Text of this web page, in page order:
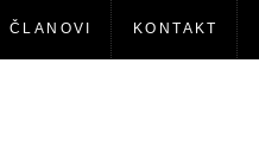
ČLANOVI KONTAKT